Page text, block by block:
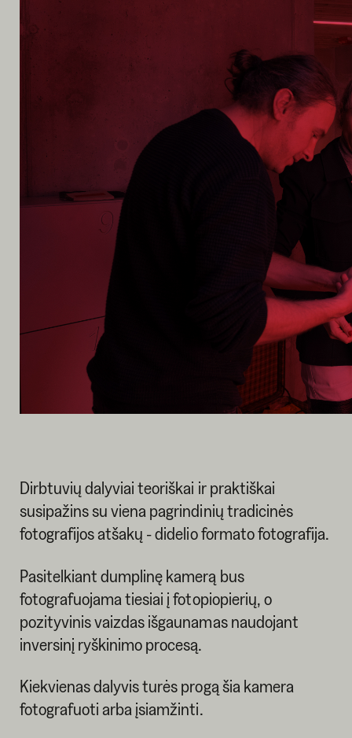
Dirbtuvių dalyviai teoriškai ir praktiškai
susipažins su viena pagrindinių tradicinės
fotografijos atšakų - didelio formato fotografija.
Pasitelkiant dumplinę kamerą bus
fotografuojama tiesiai į fotopiopierių, o
pozityvinis vaizdas išgaunamas naudojant
inversinį ryškinimo procesą.
Kiekvienas dalyvis turės progą šia kamera
fotografuoti arba įsiamžinti.